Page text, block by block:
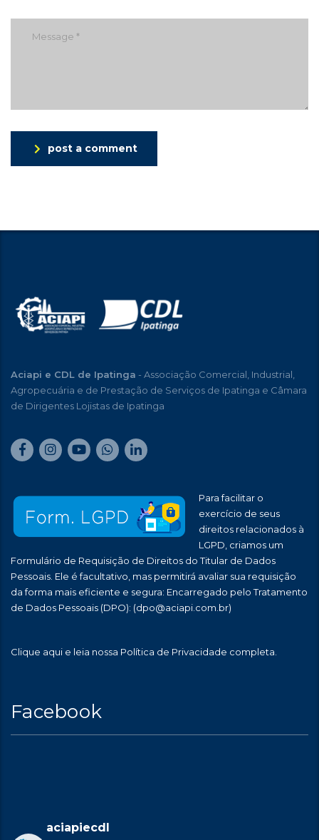
post a comment
Aciapi e CDL de Ipatinga - Associação Comercial, Industrial,
Agropecuária e de Prestação de Serviços de Ipatinga e Câmara
de Dirigentes Lojistas de Ipatinga
Para facilitar o
exercício de seus
direitos relacionados à
LGPD, criamos um
Formulário de Requisição de Direitos do Titular de Dados
Pessoais. Ele é facultativo, mas permitirá avaliar sua requisição
da forma mais eficiente e segura: Encarregado pelo Tratamento
de Dados Pessoais (DPO): (dpo@aciapi.com.br)
Clique aqui e leia nossa Política de Privacidade completa.
Facebook
aciapiecdl